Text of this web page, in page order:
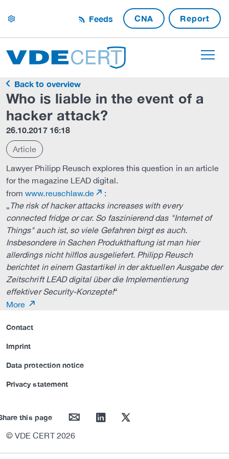
settings Feeds CNA Report
Back to overview
Who is liable in the event of a
hacker attack?
26.10.2017 16:18
Article
Lawyer Philipp Reusch explores this question in an article
for the magazine LEAD digital.
fromwww.reuschlaw.de
:
„The risk of hacker attacks increases with every
connected fridge or car. So faszinierend das "Internet of
Things" auch ist, so viele Gefahren birgt es auch.
Insbesondere in Sachen Produkthaftung ist man hier
allerdings nicht hilflos ausgeliefert. Philipp Reusch
berichtet in einem Gastartikel in der aktuellen Ausgabe der
Zeitschrift LEAD digital über die Implementierung
effektiver Security-Konzepte!“
More
Contact
Imprint
Data protection notice
Privacy statement
this page mail linkedin twitter
© VDE CERT 2026